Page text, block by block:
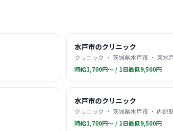
水戸市のクリニック
クリニック ・ 茨城県水戸市 ・ 東水
時給1,700円〜 / 1日最低9,500円
水戸市のクリニック
クリニック ・ 茨城県水戸市 ・ 内原
時給1,700円〜 / 1日最低9,500円